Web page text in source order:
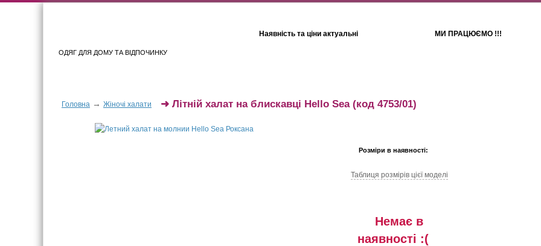
ОДЯГ ДЛЯ ДОМУ ТА ВІДПОЧИНКУ
Наявність та ціни актуальні МИ ПРАЦЮЄМО !!!
Головна → Жіночі халати ➜ Літній халат на блискавці Hello Sea(код 4753/01)
Розміри в наявності:
Таблиця розмiрiв цiєї моделi
Немає в
наявностi :(